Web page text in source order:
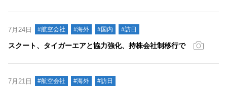
7月24日 #航空会社 #海外 #国内 #訪日
スクート、タイガーエアと協力強化、持株会社制移行で
7月21日 #航空会社 #海外 #訪日